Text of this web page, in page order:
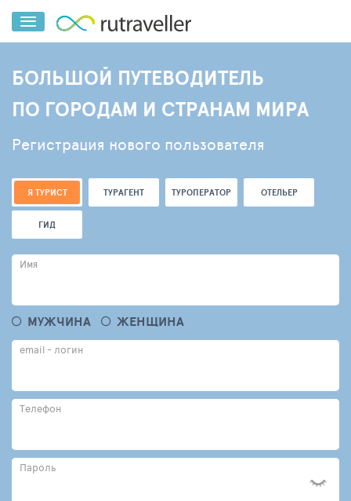
БОЛЬШОЙ ПУТЕВОДИТЕЛЬ
ПО ГОРОДАМ И СТРАНАМ МИРА
Регистрация нового пользователя
Я ТУРИСТ ТУРАГЕНТ ТУРОПЕРАТОР ОТЕЛЬЕР
ГИД
Имя
МУЖЧИНА ЖЕНЩИНА
email - логин
Телефон
Пароль